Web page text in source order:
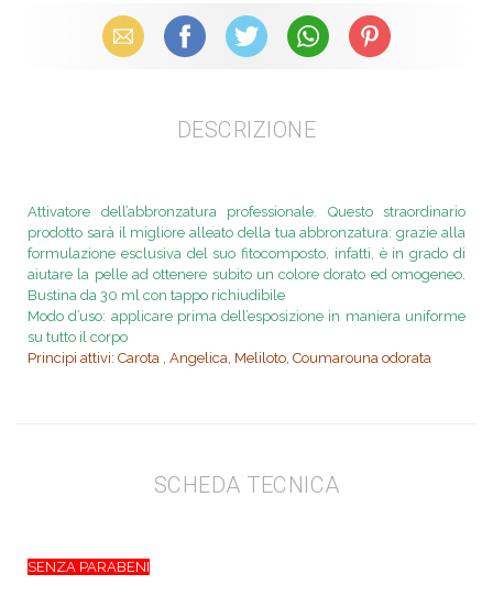
Email Facebook X (Twitter) WhatsAppPinterest
DESCRIZIONE
Attivatore dell’abbronzatura professionale. Questo straordinario
prodotto sarà il migliore alleato della tua abbronzatura: grazie alla
formulazione esclusiva del suo fitocomposto, infatti, è in grado di
aiutare la pelle ad ottenere subito un colore dorato ed omogeneo.
Bustina da 30 ml con tappo richiudibile
Modo d’uso: applicare prima dell’esposizione in maniera uniforme
su tutto il corpo
Principi attivi: Carota , Angelica, Meliloto, Coumarouna odorata
SCHEDA TECNICA
SENZA PARABENI